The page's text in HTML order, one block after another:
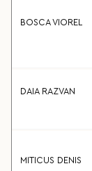
BOSCA VIOREL
DAIA RAZVAN
MITICUS DENIS